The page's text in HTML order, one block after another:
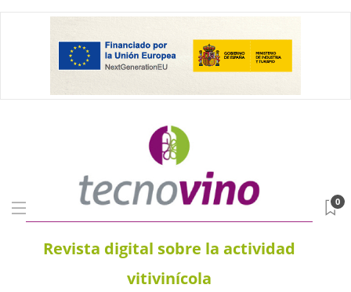
Revista digital sobre la actividad
vitivinícola
0